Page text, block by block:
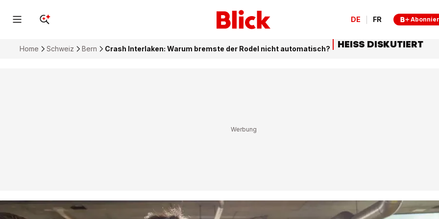
DE FR
Home Schweiz Bern Crash Interlaken: Warum bremste der Rodel nicht automatisch? HEISS DISKUTIERT